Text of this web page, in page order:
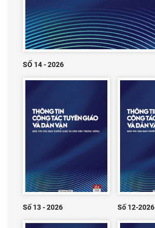
SỐ 14 - 2026
Số 13 - 2026 Số 12-2026